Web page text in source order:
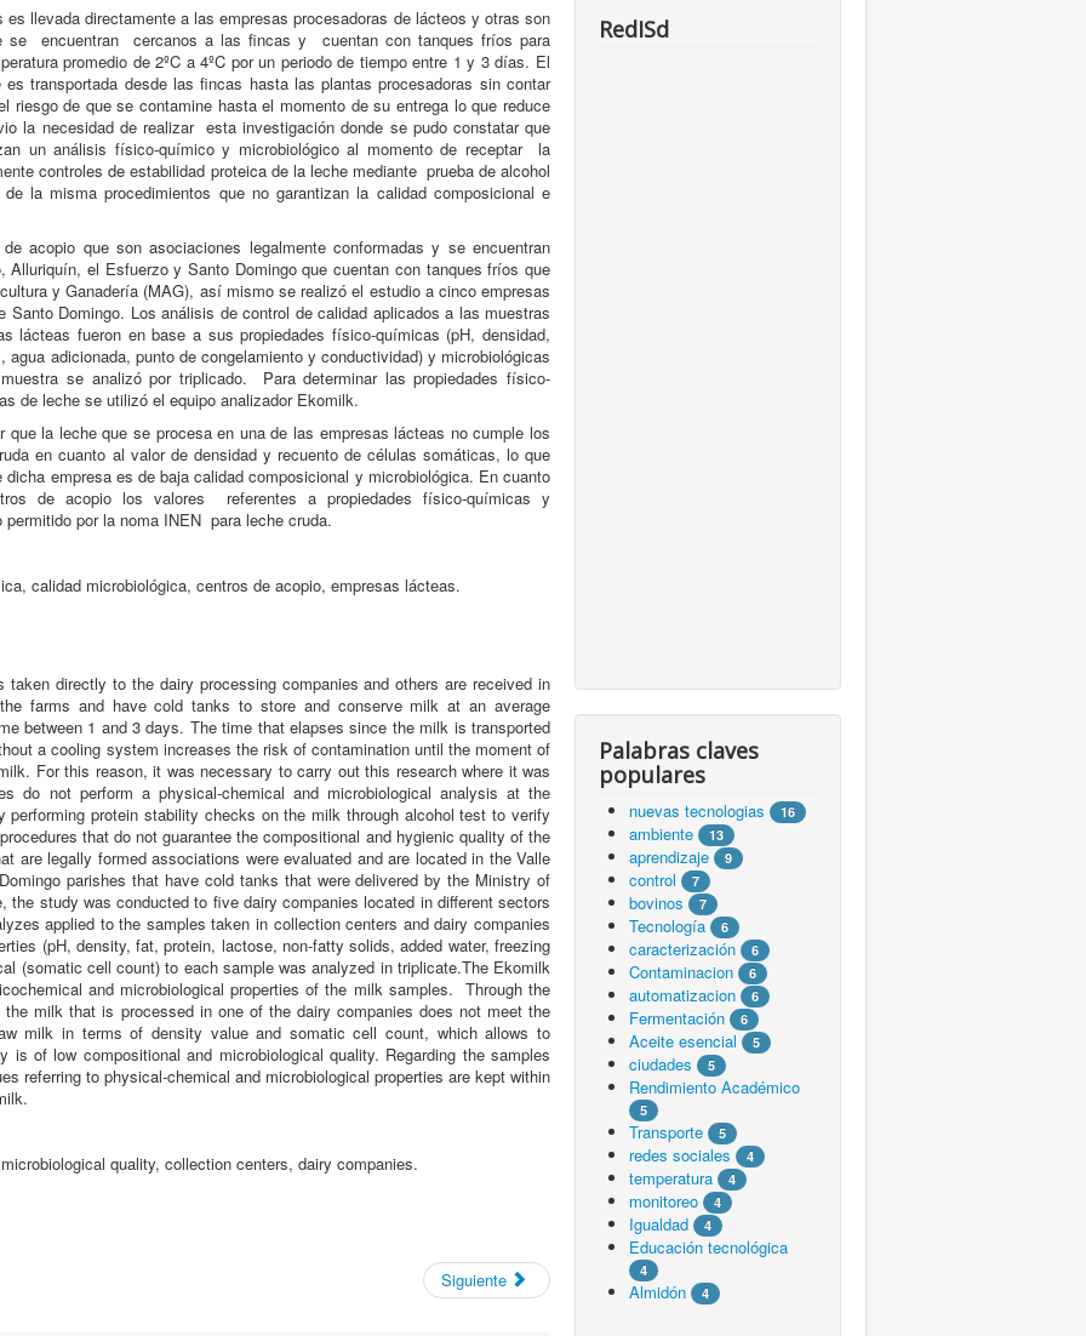
llevada directamente a las empresas procesadoras de lácteos y otras son
se encuentran cercanos a las fincas y cuentan con tanques fríos para
promedio de 2ºC a 4ºC por un periodo de tiempo entre 1 y 3 días. El
transportada desde las fincas hasta las plantas procesadoras sin contar
riesgo de que se contamine hasta el momento de su entrega lo que reduce
la necesidad de realizar esta investigación donde se pudo constatar que
un análisis físico-químico y microbiológico al momento de receptar la
controles de estabilidad proteica de la leche mediante prueba de alcohol
la misma procedimientos que no garantizan la calidad composicional e
acopio que son asociaciones legalmente conformadas y se encuentran
Alluriquín, el Esfuerzo y Santo Domingo que cuentan con tanques fríos que
y Ganadería (MAG), así mismo se realizó el estudio a cinco empresas
Domingo. Los análisis de control de calidad aplicados a las muestras
lácteas fueron en base a sus propiedades físico-químicas (pH, densidad,
adicionada, punto de congelamiento y conductividad) y microbiológicas
se analizó por triplicado. Para determinar las propiedades físico-
de leche se utilizó el equipo analizador Ekomilk.
que la leche que se procesa en una de las empresas lácteas no cumple los
en cuanto al valor de densidad y recuento de células somáticas, lo que
empresa es de baja calidad composicional y microbiológica. En cuanto
de acopio los valores referentes a propiedades físico-químicas y
por la noma INEN para leche cruda.
calidad microbiológica, centros de acopio, empresas lácteas.
directly to the dairy processing companies and others are received in
farms and have cold tanks to store and conserve milk at an average
between 1 and 3 days. The time that elapses since the milk is transported
a cooling system increases the risk of contamination until the moment of
For this reason, it was necessary to carry out this research where it was
do not perform a physical-chemical and microbiological analysis at the
performing protein stability checks on the milk through alcohol test to verify
that do not guarantee the compositional and hygienic quality of the
are legally formed associations were evaluated and are located in the Valle
parishes that have cold tanks that were delivered by the Ministry of
the study was conducted to five dairy companies located in different sectors
applied to the samples taken in collection centers and dairy companies
(pH, density, fat, protein, lactose, non-fatty solids, added water, freezing
(somatic cell count) to each sample was analyzed in triplicate.The Ekomilk
and microbiological properties of the milk samples. Through the
milk that is processed in one of the dairy companies does not meet the
milk in terms of density value and somatic cell count, which allows to
of low compositional and microbiological quality. Regarding the samples
​​referring to physical-chemical and microbiological properties are kept within
quality, collection centers, dairy companies.
Siguiente
RedISd
Palabras claves
populares
nuevas tecnologias 16
ambiente 13
aprendizaje 9
control 7
bovinos 7
Tecnología 6
caracterización 6
Contaminacion 6
automatizacion 6
Fermentación 6
Aceite esencial 5
ciudades 5
Rendimiento Académico
5
Transporte 5
redes sociales 4
temperatura 4
monitoreo 4
Igualdad 4
Educación tecnológica
4
Almidón 4